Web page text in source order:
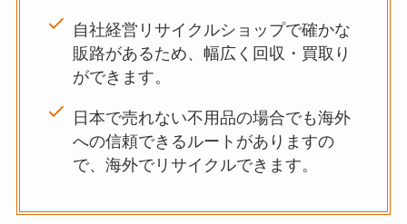
自社経営リサイクルショップで確かな
販路があるため、幅広く回収・買取り
ができます。
日本で売れない不用品の場合でも海外
への信頼できるルートがありますの
で、海外でリサイクルできます。